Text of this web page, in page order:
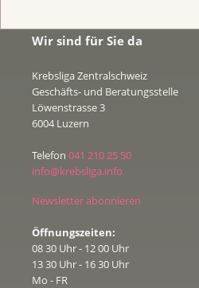
Wir sind für Sie da
Krebsliga Zentralschweiz
Geschäfts- und Beratungsstelle
Löwenstrasse 3
6004 Luzern
Telefon 041 210 25 50
info@krebsliga.info
Newsletter abonnieren
Öffnungszeiten:
08 30 Uhr - 12 00 Uhr
13 30 Uhr - 16 30 Uhr
Mo - FR